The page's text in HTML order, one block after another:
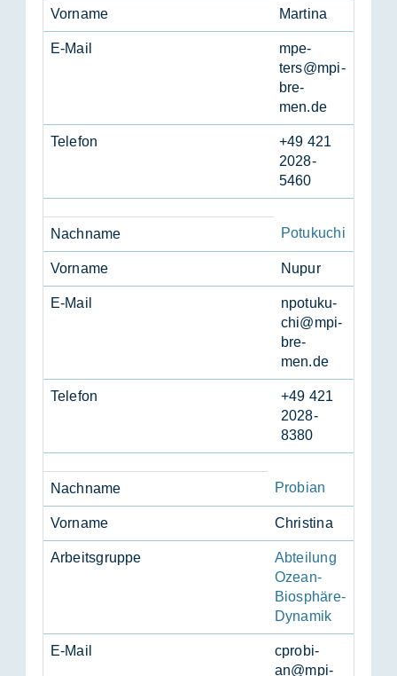
Vor­na­me Mar­ti­na
E-Mail
mpe­
ters@mpi-
bre­
men.de
Te­le­fon
+49 421
2028-
5460
Nach­na­me Potukuchi
Vor­na­me Nupur
E-Mail
npot­u­ku­
chi@mpi-
bre­
men.de
Te­le­fon
+49 421
2028-
8380
Nach­na­me Probian
Vor­na­me Chris­ti­na
Ar­beits­grup­pe
Abteilung
Ozean-
Biosphäre-
Dynamik
E-Mail
cpro­bi­
an@mpi-